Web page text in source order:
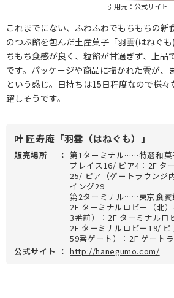
引用元： 公式サイト
これまでにない、ふわふわでもちもちの新
のつぶ餡を包んだ土産菓子「羽雲(はねぐ
ちもち食感が良く、粒餡が甘過ぎず、上品
です。パッケージや商品に描かれた雲が、
という感じ。日持ちは15日程度なので様
躍しそうです。
叶 匠寿庵「羽雲（はねぐも）」
販売場所 ： 第1ターミナル……特選和菓
プレイス16/ ピア4：2F タ
25/ ピア（ゲートラウンジ
イング29
第2ターミナル……東京食賓
2F ターミナルロビー（北
3番前）：2F ターミナルロ
2F ターミナルロビー19/
59番ゲート）：2F ゲート
公式サイト
： http://hanegumo.com/